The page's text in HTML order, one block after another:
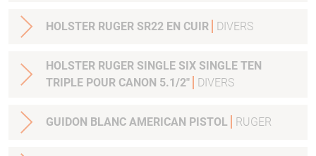
HOLSTER RUGER SR22 EN CUIR DIVERS
HOLSTER RUGER SINGLE SIX SINGLE TEN
TRIPLE POUR CANON 5.1/2"
DIVERS
GUIDON BLANC AMERICAN PISTOL RUGER